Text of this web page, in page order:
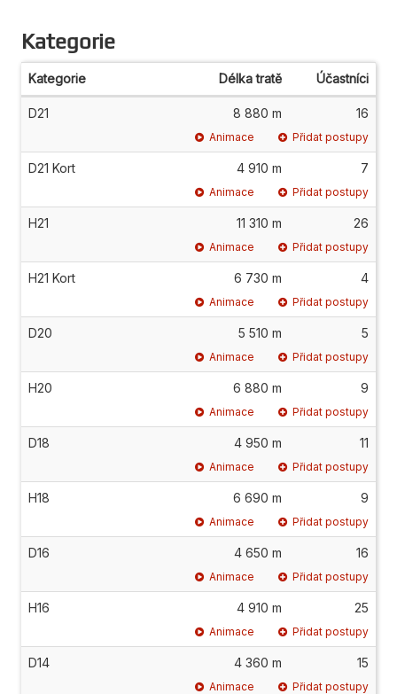
Kategorie
Kategorie Délka tratě Účastníci
D21 8 880 m 16
Animace Přidat postupy
D21 Kort 4 910 m 7
Animace Přidat postupy
H21 11 310 m 26
Animace Přidat postupy
H21 Kort 6 730 m 4
Animace Přidat postupy
D20 5 510 m 5
Animace Přidat postupy
H20 6 880 m 9
Animace Přidat postupy
D18 4 950 m 11
Animace Přidat postupy
H18 6 690 m 9
Animace Přidat postupy
D16 4 650 m 16
Animace Přidat postupy
H16 4 910 m 25
Animace Přidat postupy
D14 4 360 m 15
Animace Přidat postupy